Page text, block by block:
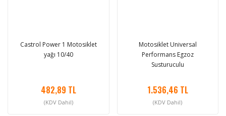
Castrol Power 1 Motosiklet
yağı 10/40
482,89 TL
(KDV Dahil)
Motosiklet Universal
Performans Egzoz
Susturuculu
1.536,46 TL
(KDV Dahil)